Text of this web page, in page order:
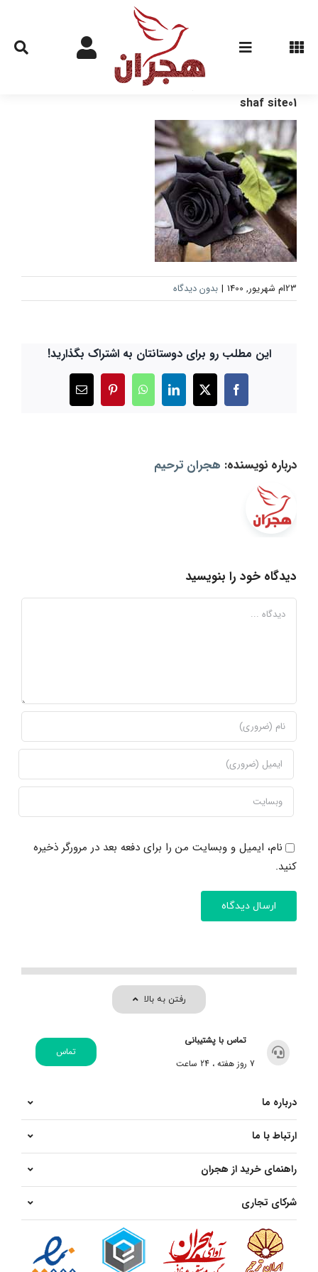
content
shaf site01
23ام شهریور, 1400 | بدون دیدگاه
این مطلب رو برای دوستانتان به اشتراک بگذارید!
Facebook
X
LinkedIn
WhatsApp
Pinterest
درباره نویسنده: هجران ترحیم
دیدگاه خود را بنویسید
دیدگاه
نام، ایمیل و وبسایت من را برای دفعه بعد در مرورگر ذخیره
کنید.
رفتن به بالا
تماس با پشتیبانی
7 روز هفته ، 24 ساعت
تماس
درباره ما
ارتباط با ما
راهنمای خرید از هجران
شرکای تجاری